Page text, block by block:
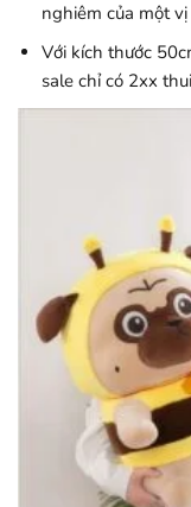
nghiêm của một
Với kích thước
sale chỉ có 2xx